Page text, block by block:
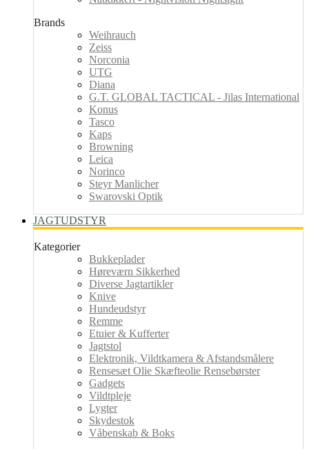
Brands
Weihrauch
Zeiss
Norconia
UTG
Diana
G.T. GLOBAL TACTICAL - Jilas International
Konus
Tasco
Kaps
Browning
Leica
Norinco
Steyr Manlicher
Swarovski Optik
JAGTUDSTYR
Kategorier
Bukkeplader
Høreværn Sikkerhed
Diverse Jagtartikler
Knive
Hundeudstyr
Remme
Etuier & Kufferter
Jagtstol
Elektronik, Vildtkamera & Afstandsmålere
Rensesæt Olie Skæfteolie Rensebørster
Gadgets
Vildtpleje
Lygter
Skydestok
Våbenskab & Boks